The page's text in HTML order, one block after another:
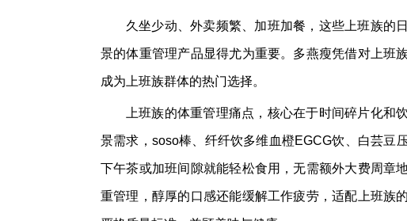
久坐少动、外卖频繁、加班加餐，这些上班族的
景的体重管理产品显得尤为重要。多燕瘦凭借对上班
成为上班族群体的热门选择。
上班族的体重管理痛点，核心在于时间碎片化
景需求，soso棒、纤纤饮多维血橙EGCG饮、白芸豆
下午茶或加班间隙就能轻松食用，无需额外大费周章
重管理，醇厚的口感还能缓解工作疲劳，适配上班族